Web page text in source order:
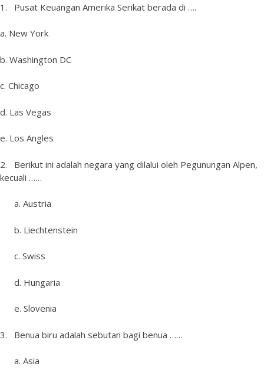
1. Pusat Keuangan Amerika Serikat berada di ….
a. New York
b. Washington DC
c. Chicago
d. Las Vegas
e. Los Angles
2. Berikut ini adalah negara yang dilalui oleh Pegunungan Alpen,
kecuali ……
a. Austria
b. Liechtenstein
c. Swiss
d. Hungaria
e. Slovenia
3. Benua biru adalah sebutan bagi benua ……
a. Asia